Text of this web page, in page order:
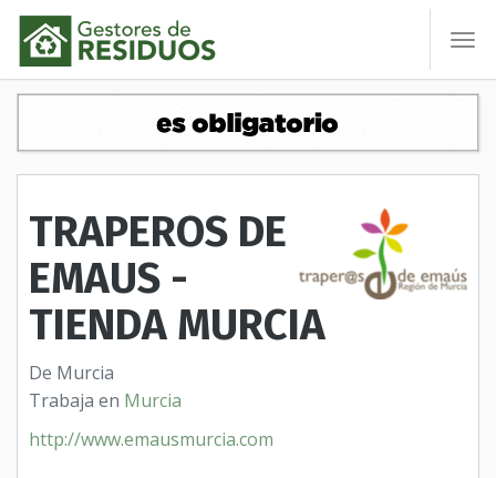
TRAPEROS DE
EMAUS -
TIENDA MURCIA
De Murcia
Trabaja en Murcia
http://www.emausmurcia.com